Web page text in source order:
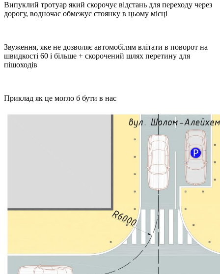
Випуклий тротуар який скорочує відстань для переходу через
дорогу, водночас обмежує стоянку в цьому місці
Звуження, яке не дозволяє автомобілям влітати в поворот на
швидкості 60 і більше + скорочений шлях перетину для
пішоходів
Приклад як це могло б бути в нас